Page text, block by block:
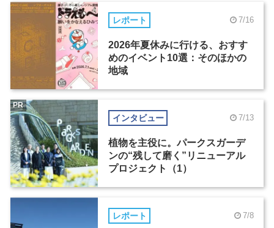
レポート 7/16
2026年夏休みに行ける、おすす
めのイベント10選：そのほかの
地域
インタビュー 7/13
植物を主役に。パークスガーデ
ンの“残して磨く”リニューアル
プロジェクト（1）
PR
レポート 7/8